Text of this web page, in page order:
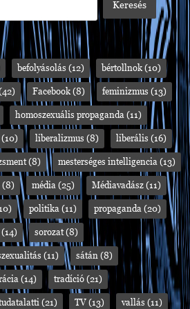
befolyásolás (12) bértollnok (10)
Facebook (8) feminizmus (13)
homoszexuális propaganda (11)
(10) liberalizmus (8) liberális (16)
(8) mesterséges intelligencia (13)
(8) média (25) Médiavadász (11)
politika (11) propaganda (20)
(14) sorozat(8)
(11) sátán (8)
(14) tradíció (21)
(21) TV (13) vallás (11)